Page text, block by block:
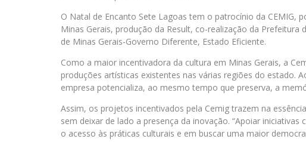
O Natal de Encanto Sete Lagoas tem o patrocínio da CEMIG,
Minas Gerais, produção da Result, co-realização da Prefeitura
de Minas Gerais-Governo Diferente, Estado Eficiente.
Como a maior incentivadora da cultura em Minas Gerais, a
produções artísticas existentes nas várias regiões do estado.
empresa potencializa, ao mesmo tempo que preserva, a
Assim, os projetos incentivados pela Cemig trazem na
sem deixar de lado a presença da inovação. “Apoiar
o acesso às práticas culturais e em buscar uma maior